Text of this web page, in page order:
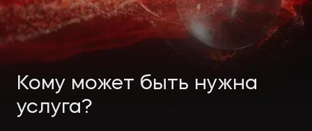
Кому может быть нужна
услуга?